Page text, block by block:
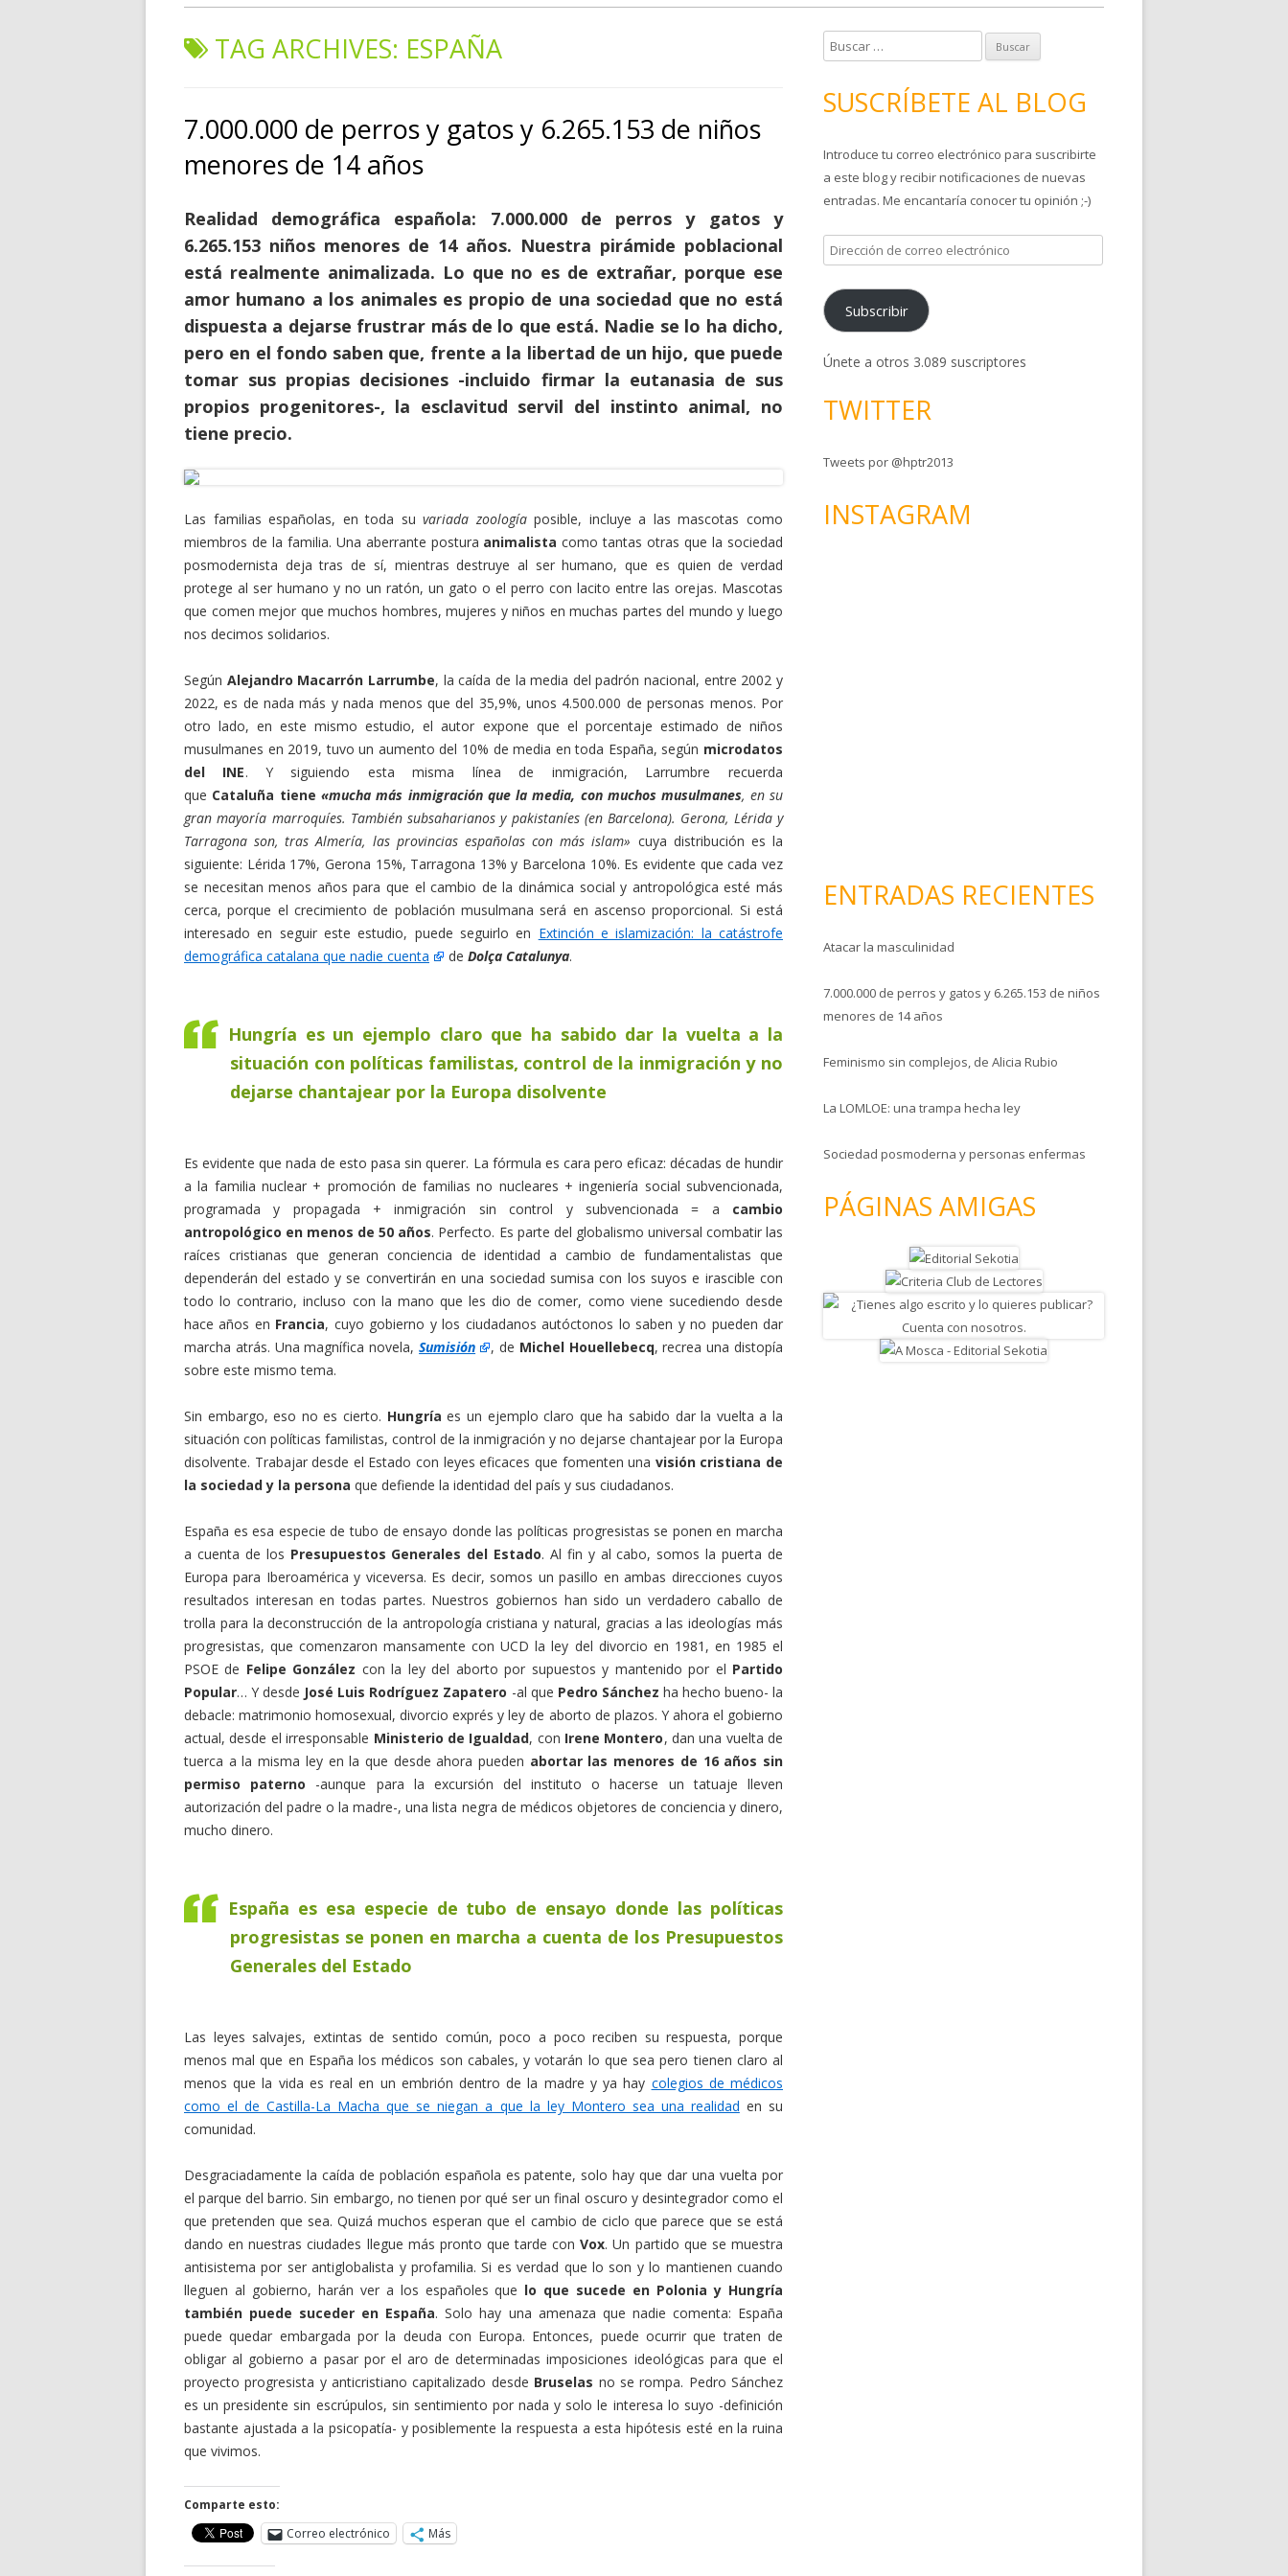
TAG ARCHIVES: ESPAÑA
7.000.000 de perros y gatos y 6.265.153 de niños
menores de 14 años
Realidad demográfica española: 7.000.000 de perros y gatos y
6.265.153 niños menores de 14 años. Nuestra pirámide poblacional
está realmente animalizada. Lo que no es de extrañar, porque ese
amor humano a los animales es propio de una sociedad que no está
dispuesta a dejarse frustrar más de lo que está. Nadie se lo ha dicho,
pero en el fondo saben que, frente a la libertad de un hijo, que puede
tomar sus propias decisiones -incluido firmar la eutanasia de sus
propios progenitores-, la esclavitud servil del instinto animal, no
tiene precio.
Las familias españolas, en toda suvariada zoologíaposible, incluye a las mascotas como
miembros de la familia. Una aberrante postura animalista como tantas otras que la sociedad
posmodernista deja tras de sí, mientras destruye al ser humano, que es quien de verdad
protege al ser humano y no un ratón, un gato o el perro con lacito entre las orejas. Mascotas
que comen mejor que muchos hombres, mujeres y niños en muchas partes del mundo y luego
nos decimos solidarios.
Según Alejandro Macarrón Larrumbe, la caída de la media del padrón nacional, entre 2002 y
2022, es de nada más y nada menos que del 35,9%, unos 4.500.000 de personas menos. Por
otro lado, en este mismo estudio, el autor expone que el porcentaje estimado de niños
musulmanes en 2019, tuvo un aumento del 10% de media en toda España, según microdatos
del INE. Y siguiendo esta misma línea de inmigración, Larrumbre recuerda
que Cataluña tiene «mucha más inmigración que la media, con muchos musulmanes, en su
gran mayoría marroquíes. También subsaharianos y pakistaníes (en Barcelona). Gerona, Lérida y
Tarragona son, tras Almería, las provincias españolas con más islam» cuya distribución es la
siguiente: Lérida 17%, Gerona 15%, Tarragona 13% y Barcelona 10%. Es evidente que cada vez
se necesitan menos años para que el cambio de la dinámica social y antropológica esté más
cerca, porque el crecimiento de población musulmana será en ascenso proporcional. Si está
interesado en seguir este estudio, puede seguirlo en Extinción e islamización: la catástrofe
demográfica catalana que nadie cuenta
de Dolça Catalunya.
Hungría es un ejemplo claro que ha sabido dar la vuelta a la
situación con políticas familistas, control de la inmigración y no
dejarse chantajear por la Europa disolvente
Es evidente que nada de esto pasa sin querer. La fórmula es cara pero eficaz: décadas de hundir
a la familia nuclear + promoción de familias no nucleares + ingeniería social subvencionada,
programada y propagada + inmigración sin control y subvencionada = a cambio
antropológico en menos de 50 años. Perfecto. Es parte del globalismo universal combatir las
raíces cristianas que generan conciencia de identidad a cambio de fundamentalistas que
dependerán del estado y se convertirán en una sociedad sumisa con los suyos e irascible con
todo lo contrario, incluso con la mano que les dio de comer, como viene sucediendo desde
hace años en Francia, cuyo gobierno y los ciudadanos autóctonos lo saben y no pueden dar
marcha atrás. Una magnífica novela,Sumisión , de Michel Houellebecq, recrea una distopía
sobre este mismo tema.
Sin embargo, eso no es cierto. Hungría es un ejemplo claro que ha sabido dar la vuelta a la
situación con políticas familistas, control de la inmigración y no dejarse chantajear por la Europa
disolvente. Trabajar desde el Estado con leyes eficaces que fomenten una visión cristiana de
la sociedad y la persona que defiende la identidad del país y sus ciudadanos.
España es esa especie de tubo de ensayo donde las políticas progresistas se ponen en marcha
a cuenta de los Presupuestos Generales del Estado. Al fin y al cabo, somos la puerta de
Europa para Iberoamérica y viceversa. Es decir, somos un pasillo en ambas direcciones cuyos
resultados interesan en todas partes. Nuestros gobiernos han sido un verdadero caballo de
trolla para la deconstrucción de la antropología cristiana y natural, gracias a las ideologías más
progresistas, que comenzaron mansamente con UCD la ley del divorcio en 1981, en 1985 el
PSOE de Felipe González con la ley del aborto por supuestos y mantenido por el Partido
Popular… Y desde José Luis Rodríguez Zapatero -al que Pedro Sánchez ha hecho bueno- la
debacle: matrimonio homosexual, divorcio exprés y ley de aborto de plazos. Y ahora el gobierno
actual, desde el irresponsable Ministerio de Igualdad, con Irene Montero, dan una vuelta de
tuerca a la misma ley en la que desde ahora pueden abortar las menores de 16 años sin
permiso paterno -aunque para la excursión del instituto o hacerse un tatuaje lleven
autorización del padre o la madre-, una lista negra de médicos objetores de conciencia y dinero,
mucho dinero.
España es esa especie de tubo de ensayo donde las políticas
progresistas se ponen en marcha a cuenta de los Presupuestos
Generales del Estado
Las leyes salvajes, extintas de sentido común, poco a poco reciben su respuesta, porque
menos mal que en España los médicos son cabales, y votarán lo que sea pero tienen claro al
menos que la vida es real en un embrión dentro de la madre y ya hay colegios de médicos
como el de Castilla-La Macha que se niegan a que la ley Montero sea una realidad en su
comunidad.
Desgraciadamente la caída de población española es patente, solo hay que dar una vuelta por
el parque del barrio. Sin embargo, no tienen por qué ser un final oscuro y desintegrador como el
que pretenden que sea. Quizá muchos esperan que el cambio de ciclo que parece que se está
dando en nuestras ciudades llegue más pronto que tarde conVox. Un partido que se muestra
antisistema por ser antiglobalista y profamilia. Si es verdad que lo son y lo mantienen cuando
lleguen al gobierno, harán ver a los españoles que lo que sucede en Polonia y Hungría
también puede suceder en España. Solo hay una amenaza que nadie comenta: España
puede quedar embargada por la deuda con Europa. Entonces, puede ocurrir que traten de
obligar al gobierno a pasar por el aro de determinadas imposiciones ideológicas para que el
proyecto progresista y anticristiano capitalizado desde Bruselas no se rompa. Pedro Sánchez
es un presidente sin escrúpulos, sin sentimiento por nada y solo le interesa lo suyo -definición
bastante ajustada a la psicopatía- y posiblemente la respuesta a esta hipótesis esté en la ruina
que vivimos.
Comparte esto:
Correo electrónico
Más
u
c
r
:
SUSCRÍBETE AL BLOG
Introduce tu correo electrónico para suscribirte
a este blog y recibir notificaciones de nuevas
entradas. Me encantaría conocer tu opinión ;-)
D
i
e
c
ó
o
Subscribir
Únete a otros 3.089 suscriptores
TWITTER
Tweets por @hptr2013
INSTAGRAM
ENTRADAS RECIENTES
Atacar la masculinidad
7.000.000 de perros y gatos y 6.265.153 de niños
menores de 14 años
Feminismo sin complejos, de Alicia Rubio
La LOMLOE: una trampa hecha ley
Sociedad posmoderna y personas enfermas
PÁGINAS AMIGAS